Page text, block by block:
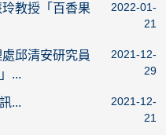
教授「百香果
2022-01-
21
邱清安研究員
...
2021-12-
29
...
2021-12-
21